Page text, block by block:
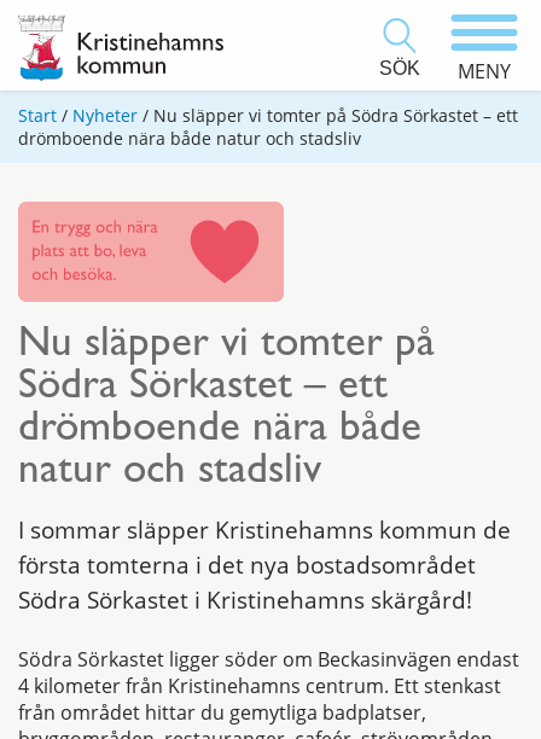
SÖK MENY
Start / Nyheter / Nu släpper vi tomter på Södra Sörkastet – ett
drömboende nära både natur och stadsliv
Nu släpper vi tomter på
Södra Sörkastet – ett
drömboende nära både
natur och stadsliv
I sommar släpper Kristinehamns kommun de
första tomterna i det nya bostadsområdet
Södra Sörkastet i Kristinehamns skärgård!
Södra Sörkastet ligger söder om Beckasinvägen endast
4 kilometer från Kristinehamns centrum. Ett stenkast
från området hittar du gemytliga badplatser,